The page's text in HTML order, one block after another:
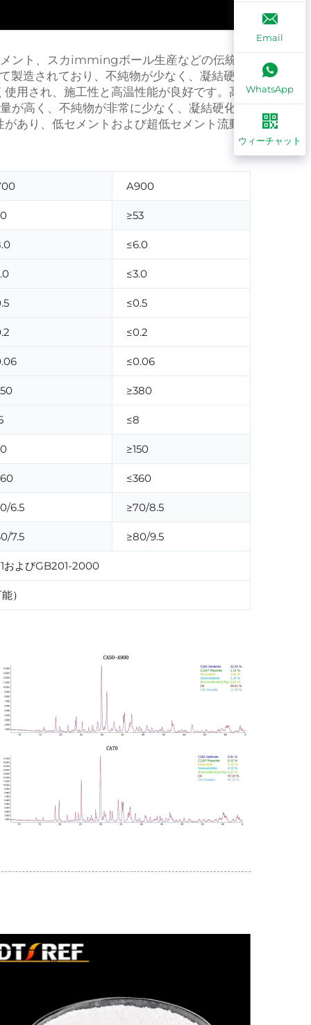
ント、スカimmingボール生産などの伝統的
造されており、不純物が少なく、凝結硬化
用され、施工性と高温性能が良好です。高
高く、不純物が非常に少なく、凝結硬化性
あり、低セメントおよび超低セメント流動
A900
≥53
≤6.0
≤3.0
≤0.5
≤0.2
≤0.06
≥380
≤8
≥150
≤360
6.5 ≥70/8.5
7.5 ≥80/9.5
およびGB201-2000
）
Email
WhatsApp
ウィーチャット